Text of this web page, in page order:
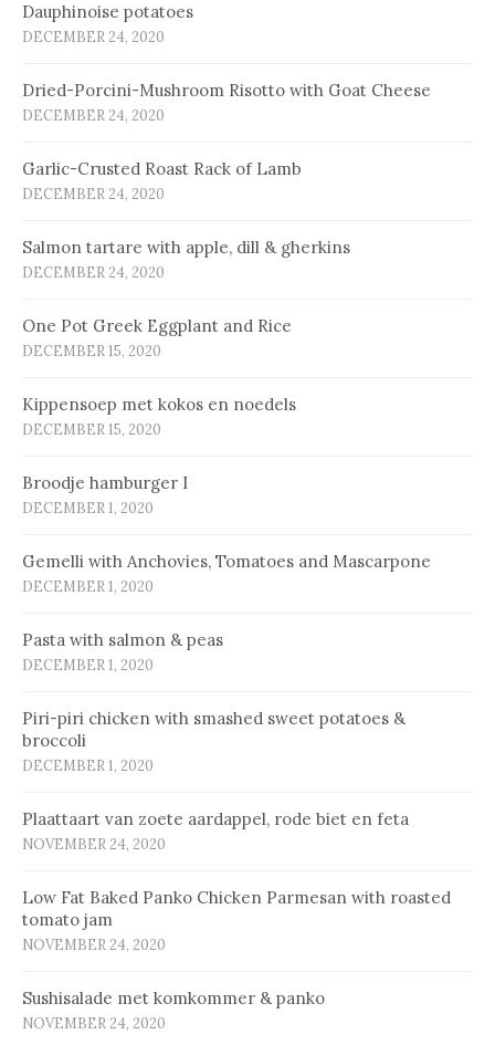
Dauphinoise potatoes
DECEMBER 24, 2020
Dried-Porcini-Mushroom Risotto with Goat Cheese
DECEMBER 24, 2020
Garlic-Crusted Roast Rack of Lamb
DECEMBER 24, 2020
Salmon tartare with apple, dill & gherkins
DECEMBER 24, 2020
One Pot Greek Eggplant and Rice
DECEMBER 15, 2020
Kip­pen­soep met ko­kos en noe­dels
DECEMBER 15, 2020
Broodje hamburger I
DECEMBER 1, 2020
Gemelli with Anchovies, Tomatoes and Mascarpone
DECEMBER 1, 2020
Pasta with salmon & peas
DECEMBER 1, 2020
Piri-piri chicken with smashed sweet potatoes &
broccoli
DECEMBER 1, 2020
Plaat­taart van zoe­te aard­ap­pel, ro­de biet en fe­ta
NOVEMBER 24, 2020
Low Fat Baked Panko Chicken Parmesan with roasted
tomato jam
NOVEMBER 24, 2020
Sus­hi­sa­la­de met kom­kom­mer & pan­ko
NOVEMBER 24, 2020